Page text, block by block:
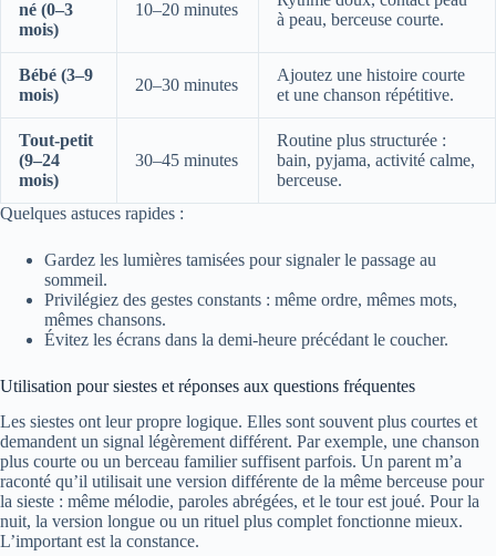
né (0–3
mois)
10–20 minutes
à peau, berceuse courte.
Bébé (3–9
mois)
20–30 minutes
Ajoutez une histoire courte
et une chanson répétitive.
Tout-petit
(9–24
mois)
30–45 minutes
Routine plus structurée :
bain, pyjama, activité calme,
berceuse.
Quelques astuces rapides :
Gardez les lumières tamisées pour signaler le passage au
sommeil.
Privilégiez des gestes constants : même ordre, mêmes mots,
mêmes chansons.
Évitez les écrans dans la demi-heure précédant le coucher.
Utilisation pour siestes et réponses aux questions fréquentes
Les siestes ont leur propre logique. Elles sont souvent plus courtes et
demandent un signal légèrement différent. Par exemple, une chanson
plus courte ou un berceau familier suffisent parfois. Un parent m’a
raconté qu’il utilisait une version différente de la même berceuse pour
la sieste : même mélodie, paroles abrégées, et le tour est joué. Pour la
nuit, la version longue ou un rituel plus complet fonctionne mieux.
L’important est la constance.